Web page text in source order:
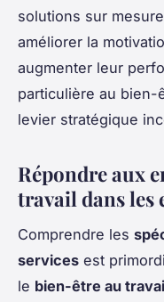
solutions sur
améliorer la
augmenter leur
particulière au bien-
levier stratégique
Répondre aux
travail dans les
Comprendre les
services est
le bien-être au